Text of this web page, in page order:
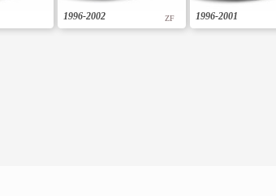
1996-2002 ZF 1996-2001